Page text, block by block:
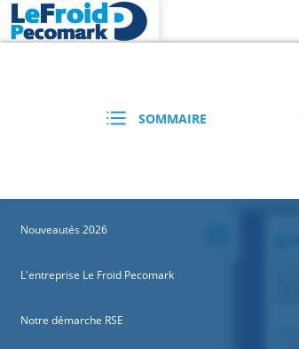
SOMMAIRE
Nouveautés 2026
L'entreprise Le Froid Pecomark
Notre démarche RSE